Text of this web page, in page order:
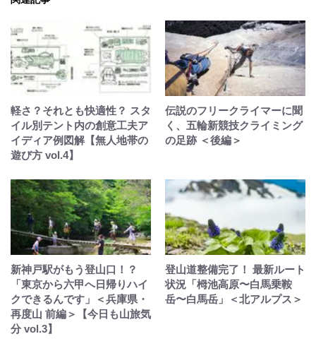
軽さ？それとも快適性？ スタ
イル別テント内の創意工夫ア
イディア例図解【無人地帯の
遊び方 vol.4】
伝説のフリークライマーに聞
く、五輪新競技クライミング
の足跡 ＜後編＞
新神戸駅がもう登山口！？
「東京から六甲へ日帰りハイ
クできるんです」＜兵庫県・
再度山 前編＞【今日も山旅気
分 vol.3】
登山道整備完了！ 最新ルート
状況「栂池高原〜白馬乗鞍
岳〜白馬岳」＜北アルプス＞